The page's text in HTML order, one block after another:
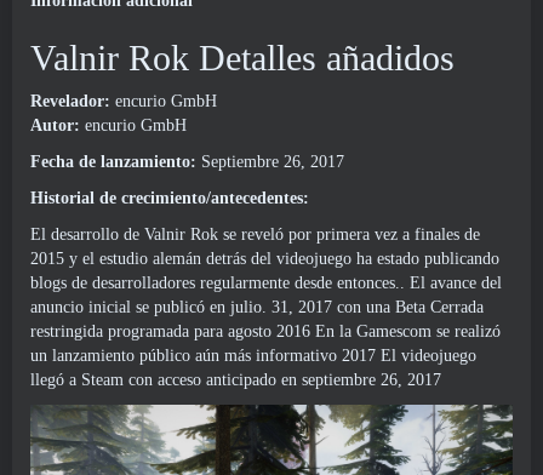
Valnir Rok Detalles añadidos
Revelador: encurio GmbH
Autor: encurio GmbH
Fecha de lanzamiento: Septiembre 26, 2017
Historial de crecimiento/antecedentes:
El desarrollo de Valnir Rok se reveló por primera vez a finales de
2015 y el estudio alemán detrás del videojuego ha estado publicando
blogs de desarrolladores regularmente desde entonces.. El avance del
anuncio inicial se publicó en julio. 31, 2017 con una Beta Cerrada
restringida programada para agosto 2016 En la Gamescom se realizó
un lanzamiento público aún más informativo 2017 El videojuego
llegó a Steam con acceso anticipado en septiembre 26, 2017